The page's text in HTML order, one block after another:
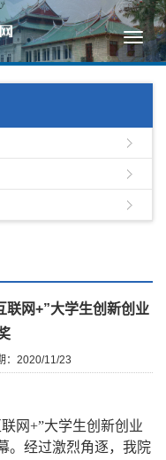
联网+”大学生创新创业
：2020/11/23
网+”大学生创新创业
。经过激烈角逐，我院